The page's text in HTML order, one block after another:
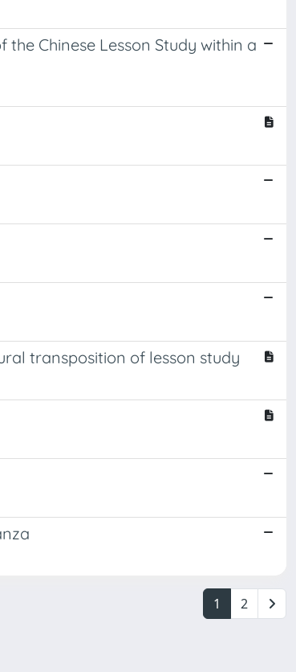
Chinese Lesson Study within a
transposition of lesson study
1 2